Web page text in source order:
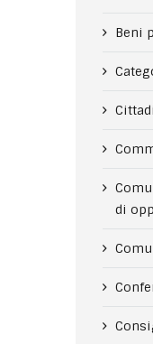
Beni
di